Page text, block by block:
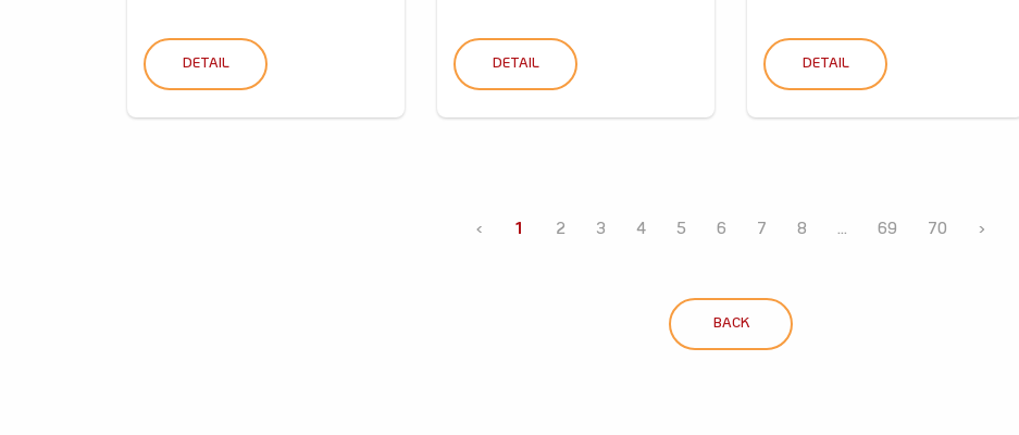
DETAIL DETAIL DETAIL
‹ 1 2 3 4 5 6 7 8 ... 69 70 ›
BACK